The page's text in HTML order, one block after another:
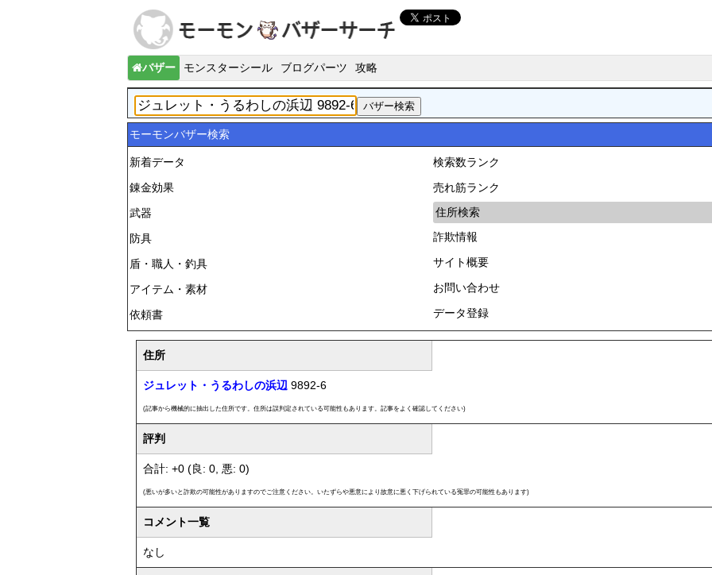
バザー モンスターシール ブログパーツ 攻略
モーモンバザー検索
新着データ
錬金効果
武器
防具
盾・職人・釣具
アイテム・素材
依頼書
検索数ランク
売れ筋ランク
住所検索
詐欺情報
サイト概要
お問い合わせ
データ登録
住所
ジュレット・うるわしの浜辺 9892-6
(記事から機械的に抽出した住所です。住所は誤判定されている可能性もあります。記事をよく確認してください)
評判
合計: +0 (良: 0, 悪: 0)
(悪いが多いと詐欺の可能性がありますのでご注意ください。いたずらや悪意により故意に悪く下げられている冤罪の可能性もあります)
コメント一覧
なし